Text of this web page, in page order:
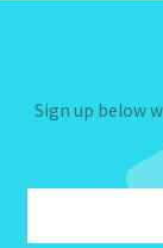
Sign up below